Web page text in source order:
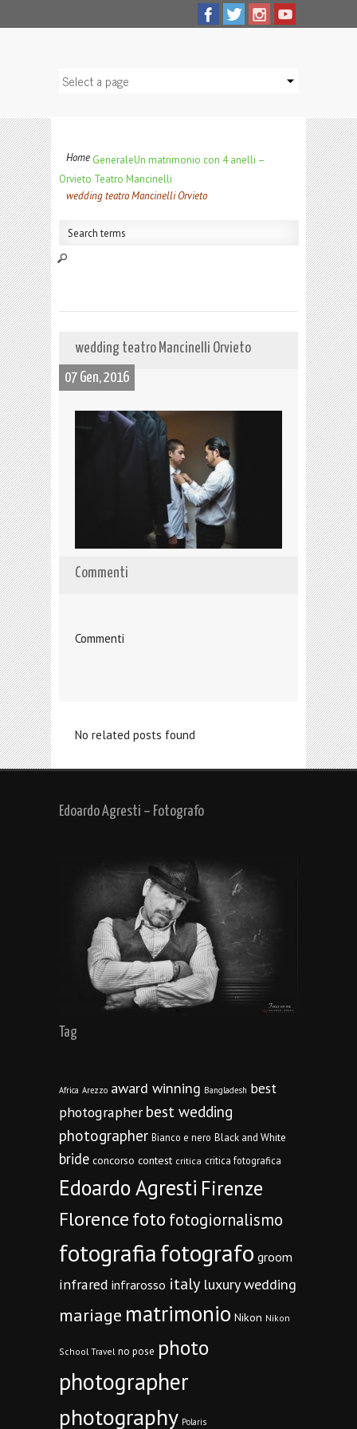
Home GeneraleUn matrimonio con 4 anelli –
Orvieto Teatro Mancinelli
wedding teatro Mancinelli Orvieto
wedding teatro Mancinelli Orvieto
07 Gen, 2016
Commenti
Commenti
No related posts found
Edoardo Agresti – Fotografo
Tag
Africa Arezzo award winning Bangladesh best
photographer best wedding
photographer Bianco e nero Black and White
bride concorso contest critica critica fotografica
Edoardo Agresti Firenze
Florencefoto fotogiornalismo
fotografiafotografo groom
infrared infrarosso italy luxury wedding
mariage matrimonio Nikon Nikon
School Travel no pose photo
photographer
photography Polaris